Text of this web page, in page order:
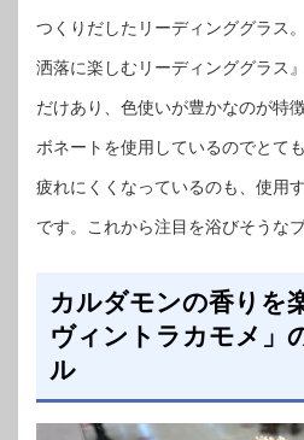
つくりだしたリーディンググラス
洒落に楽しむリーディンググラス
だけあり、色使いが豊かなのが特
ボネートを使用しているのでとて
疲れにくくなっているのも、使用
です。これから注目を浴びそうな
カルダモンの香りを
ヴィントラカモメ」
ル